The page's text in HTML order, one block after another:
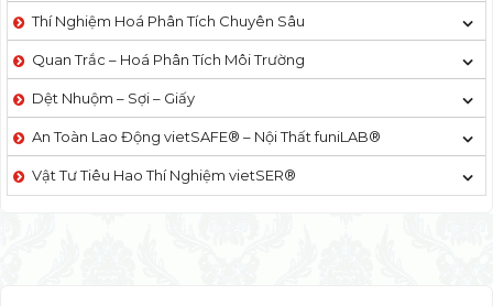
Thí Nghiệm Hoá Phân Tích Chuyên Sâu
Quan Trắc – Hoá Phân Tích Môi Trường
Dệt Nhuộm – Sợi – Giấy
An Toàn Lao Động vietSAFE® – Nội Thất funiLAB®
Vật Tư Tiêu Hao Thí Nghiệm vietSER®